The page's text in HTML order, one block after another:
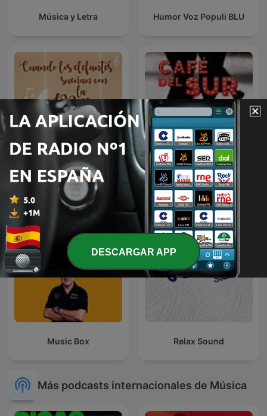
Música y Letra Humor Voz Populi BLU
Cuando los elefantes
sueñan con la música
Café del sur
Music Box Relax Sound
Más podcasts internacionales de Música
DESCARGAR APP